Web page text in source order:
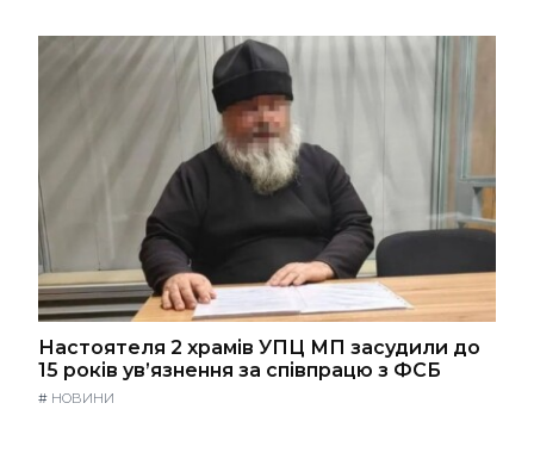
Настоятеля 2 храмів УПЦ МП засудили до
15 років ув’язнення за співпрацю з ФСБ
# НОВИНИ